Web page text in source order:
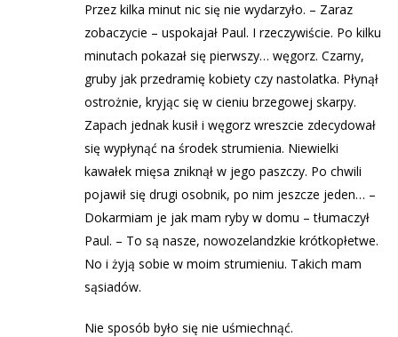
Przez kilka minut nic się nie wydarzyło. – Zaraz
zobaczycie – uspokajał Paul. I rzeczywiście. Po kilku
minutach pokazał się pierwszy… węgorz. Czarny,
gruby jak przedramię kobiety czy nastolatka. Płynął
ostrożnie, kryjąc się w cieniu brzegowej skarpy.
Zapach jednak kusił i węgorz wreszcie zdecydował
się wypłynąć na środek strumienia. Niewielki
kawałek mięsa zniknął w jego paszczy. Po chwili
pojawił się drugi osobnik, po nim jeszcze jeden… –
Dokarmiam je jak mam ryby w domu – tłumaczył
Paul. – To są nasze, nowozelandzkie krótkopłetwe.
No i żyją sobie w moim strumieniu. Takich mam
sąsiadów.
Nie sposób było się nie uśmiechnąć.